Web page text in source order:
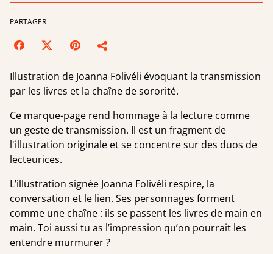
PARTAGER
Illustration de Joanna Folivéli évoquant la transmission
par les livres et la chaîne de sororité.
Ce marque-page rend hommage à la lecture comme
un geste de transmission. Il est un fragment de
l'illustration originale et se concentre sur des duos de
lecteurices.
L’illustration signée Joanna Folivéli respire, la
conversation et le lien. Ses personnages forment
comme une chaîne : ils se passent les livres de main en
main. Toi aussi tu as l’impression qu’on pourrait les
entendre murmurer ?